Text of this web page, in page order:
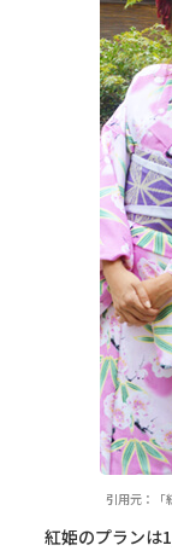
引用元：
紅姫のプランは